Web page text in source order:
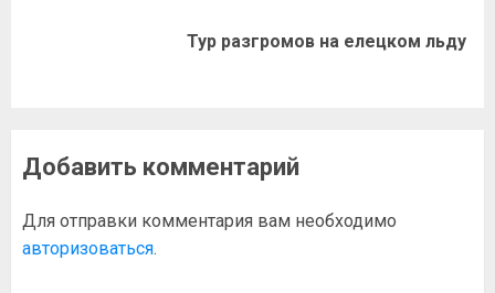
Тур разгромов на елецком льду
Добавить комментарий
Для отправки комментария вам необходимо
авторизоваться.